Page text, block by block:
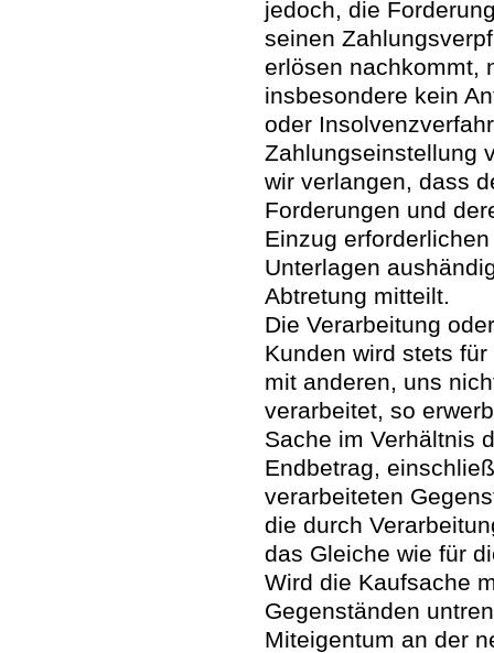
jedoch, die
seinen
erlösen nachkommt,
insbesondere kein
oder
Zahlungseinstellung
wir verlangen, dass
Forderungen und
Einzug
Unterlagen
Abtretung mitteilt.
Die Verarbeitung
Kunden wird stets
mit anderen, uns
verarbeitet, so
Sache im Verhältnis
Endbetrag,
verarbeiteten
die durch
das Gleiche wie für
Wird die Kaufsache
Gegenständen
Miteigentum an der